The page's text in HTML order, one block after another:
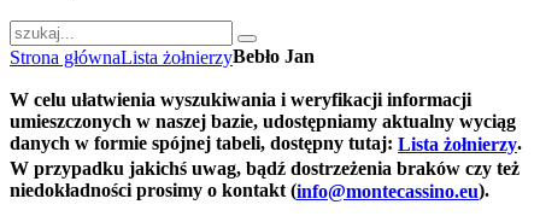
Strona głównaLista żołnierzyBebło Jan
W celu ułatwienia wyszukiwania i weryfikacji informacji
umieszczonych w naszej bazie, udostępniamy aktualny wyciąg
danych w formie spójnej tabeli, dostępny tutaj: Lista żołnierzy.
W przypadku jakichś uwag, bądź dostrzeżenia braków czy też
niedokładności prosimy o kontakt (info@montecassino.eu).